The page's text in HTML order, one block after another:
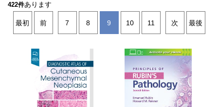
422件あります
最初 前 7 8 9 10 11 次 最後